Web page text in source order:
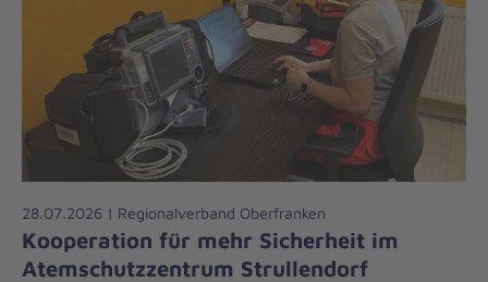
28.07.2026 | Regionalverband Oberfranken
Kooperation für mehr Sicherheit im
Atemschutzzentrum Strullendorf